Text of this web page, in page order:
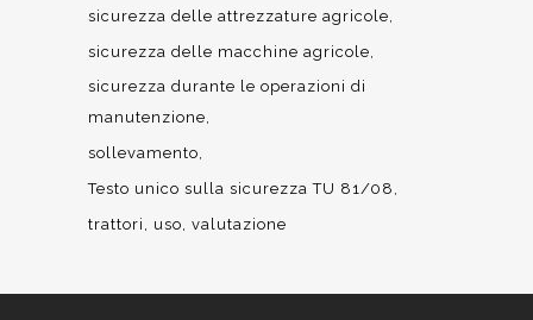
sicurezza delle attrezzature agricole
sicurezza delle macchine agricole
sicurezza durante le operazioni di
manutenzione
sollevamento
Testo unico sulla sicurezza TU 81/08
trattori
uso valutazione